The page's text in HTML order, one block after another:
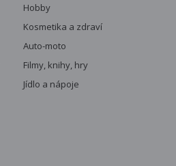
Hobby
Kosmetika a zdraví
Auto-moto
Filmy, knihy, hry
Jídlo a nápoje